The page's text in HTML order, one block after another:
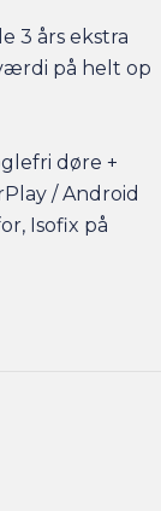
3 års ekstra
på helt op
døre +
/ Android
Isofix på